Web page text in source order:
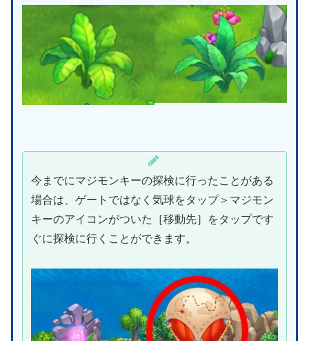
今までにマジモンキーの探検に行ったことがある
場合は、ゲートではなく気球をタップ＞マジモン
キーのアイコンがついた［移動先］をタップです
ぐに探検に行くことができます。